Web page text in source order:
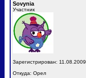
Sovynia
Участник
Зарегистрирован: 11.08.2009
Откуда: Орел